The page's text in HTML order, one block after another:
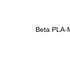
Beta PLA-